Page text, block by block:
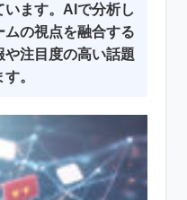
ます。AIで分析し
の視点を融合する
や注目度の高い話題
。